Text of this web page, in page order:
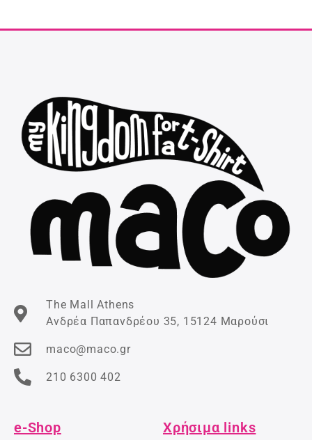
The Mall Athens
Ανδρέα Παπανδρέου 35, 15124 Μαρούσι
maco@maco.gr
210 6300 402
e-Shop Χρήσιμα links